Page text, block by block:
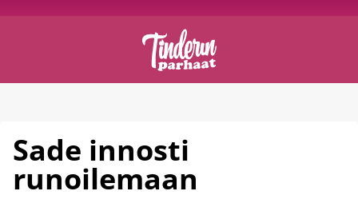
Sade innosti
runoilemaan